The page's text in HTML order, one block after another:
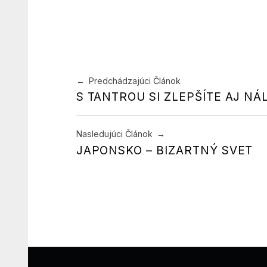
Navigácia v článku
Predchádzajúci Článok
S TANTROU SI ZLEPŠÍTE AJ
Nasledujúci Článok
JAPONSKO – BIZARTNÝ SVET